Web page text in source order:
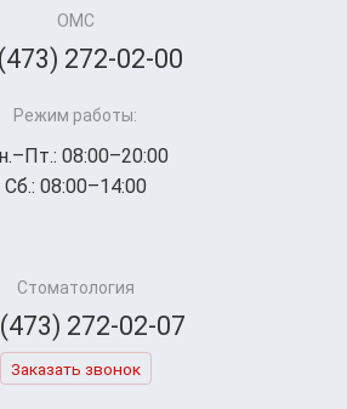
ОМС
272-02-00
Режим работы:
08:00–20:00
Сб.: 08:00–14:00
Стоматология
272-02-07
Заказать звонок